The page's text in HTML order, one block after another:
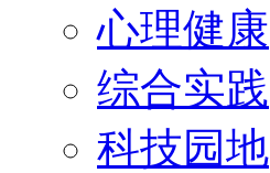
心理健康
综合实践
科技园地